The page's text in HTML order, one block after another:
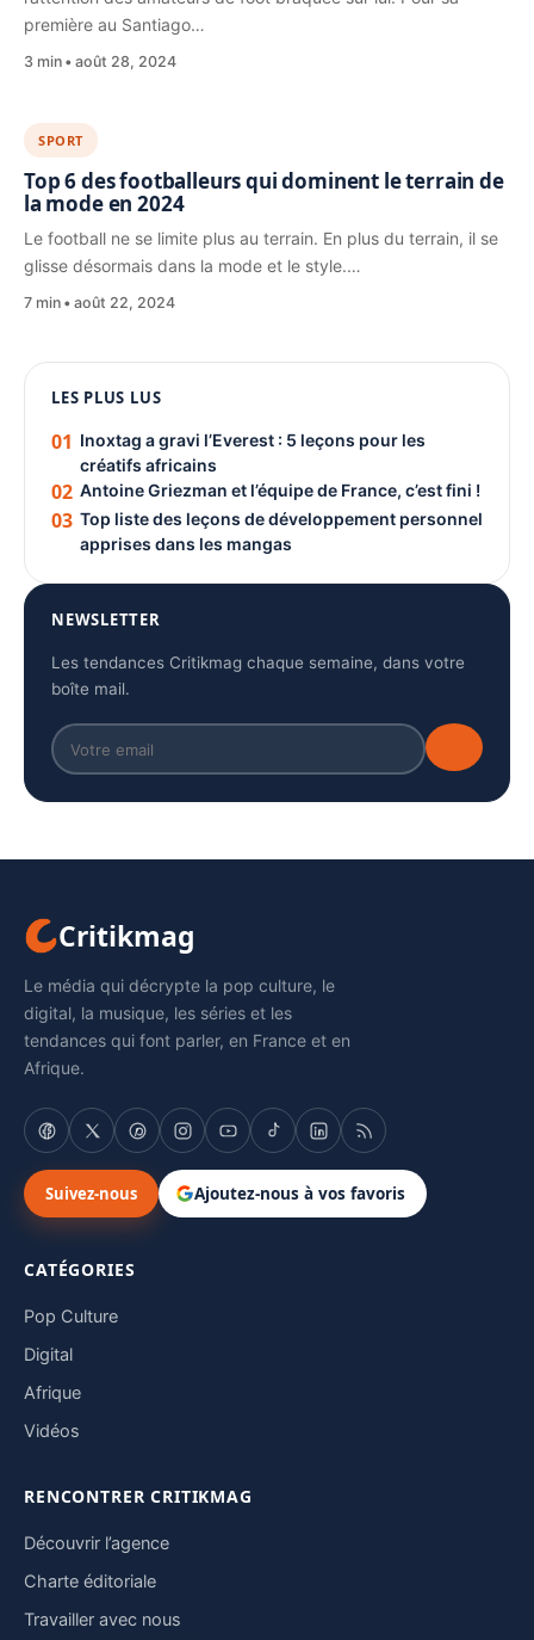
première au Santiago…
3 min août 28, 2024
SPORT
Top 6 des footballeurs qui dominent le terrain de
la mode en 2024
Le football ne se limite plus au terrain. En plus du terrain, il se
glisse désormais dans la mode et le style.…
7 min août 22, 2024
PUBLICITÉ
LES PLUS LUS
01 Inoxtag a gravi l’Everest : 5 leçons pour les
créatifs africains
02 Antoine Griezman et l’équipe de France, c’est fini !
03 Top liste des leçons de développement personnel
apprises dans les mangas
NEWSLETTER
Les tendances Critikmag chaque semaine, dans votre
boîte mail.
Critikmag
Le média qui décrypte la pop culture, le
digital, la musique, les séries et les
tendances qui font parler, en France et en
Afrique.
Suivez-nous Ajoutez-nous à vos favoris
CATÉGORIES
Pop Culture
Digital
Afrique
Vidéos
RENCONTRER CRITIKMAG
Découvrir l’agence
Charte éditoriale
Travailler avec nous